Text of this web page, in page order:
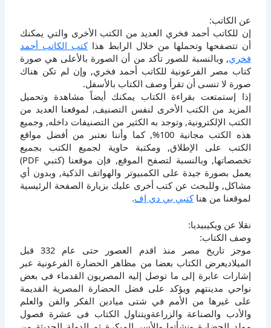
عن الكاتب:
إن للكاتب أحمد فخري العديد من الكتب الأخرى والتي يمكنك
أن تتصفحها وتحملها من خلال الرابط هذاكتب الكاتب أحمد
فخري, وبالنسبة للصور تأكد من أن الصورة بالأعلى هي صورة
كتاب مصر الفرعونية للكاتب أحمد فخري, وإن لم تكن هناك
صورة لا تنسى أن تقرأ وصف الكتاب بالأسفل.
إذا إستمتعت بقراءة الكتاب يمكنك أيضاً مشاهدة وتحميل
المزيد من الكتب الأخرى لنفس التصنيف, لموقعنا العديد من
الكتب الإلكترونية, وتوجد به الكثير من التصنيفات داخله, وجميع
هذه الكتب مجانية 100%, كما وأننا نعتبر من أفضل مواقع
الكتب على الإطلاق, ومكتبة حاوية لجميع الكتب بجميع
تخصصاتها, وبالنسبة لتصفح الموقع, فإن موقعنا (كتبي PDF)
يعمل بصورة جيدة على الكمبيوتر والهواتف الذكية, وبدون أي
مشاكل, وللبحث عن كتب أخرى عليك بزيارة الصفحة الرئيسية
لموقعنا من هناكتبي بي دي إف.
نقلا عن ويكيبيديا:
وصف الكتاب:
موجز تاريخ مصر منذ اقدم العصور حتى عام 332 قبل
الميلاديعرض الكتاب بعضا من مظاهر الحضارة الفرعونية عبر
إشارات عابرة إلى ما توصل إليه المصريون القدماء فى بعض
نواحي مدينتهم ويؤكد على فضل الحضارة المصرية القديمة
على غيرها من الأمم في شتى ميادين الفكر والفن والعلم
والأدب والصناعة والزراعةويتناول الكتاب فى عشرة فصول